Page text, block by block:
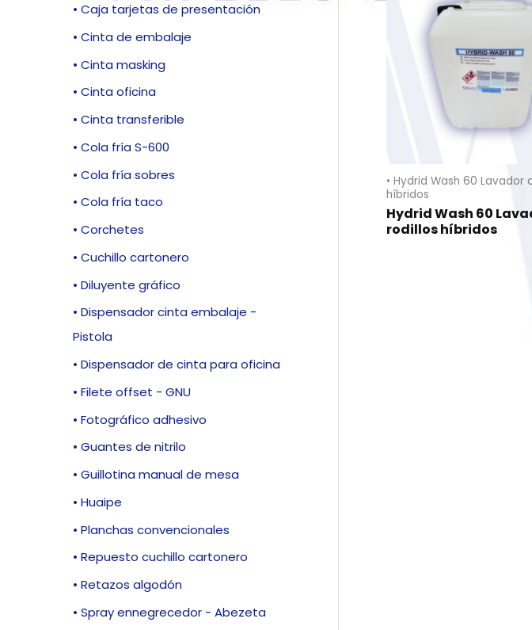
• Caja tarjetas de presentación
• Cinta de embalaje
• Cinta masking
• Cinta oficina
• Cinta transferible
• Cola fría S-600
• Cola fría sobres
• Cola fría taco
• Corchetes
• Cuchillo cartonero
• Diluyente gráfico
• Dispensador cinta embalaje -
Pistola
• Dispensador de cinta para oficina
• Filete offset - GNU
• Fotográfico adhesivo
• Guantes de nitrilo
• Guillotina manual de mesa
• Huaipe
• Planchas convencionales
• Repuesto cuchillo cartonero
• Retazos algodón
• Spray ennegrecedor - Abezeta
• Hydrid Wash 60 Lavador
híbridos
Hydrid Wash 60
rodillos híbridos